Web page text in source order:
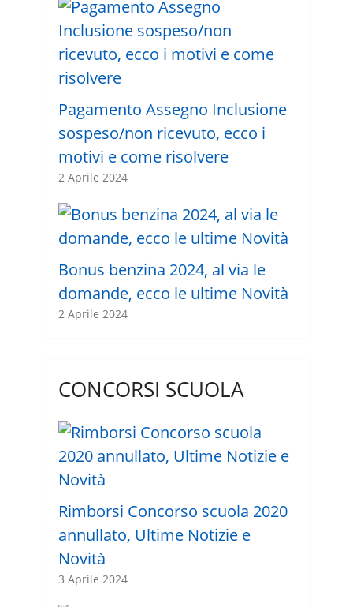
Pagamento Assegno Inclusione
sospeso/non ricevuto, ecco i
motivi e come risolvere
2 Aprile 2024
Bonus benzina 2024, al via le
domande, ecco le ultime Novità
2 Aprile 2024
CONCORSI SCUOLA
Rimborsi Concorso scuola 2020
annullato, Ultime Notizie e
Novità
3 Aprile 2024